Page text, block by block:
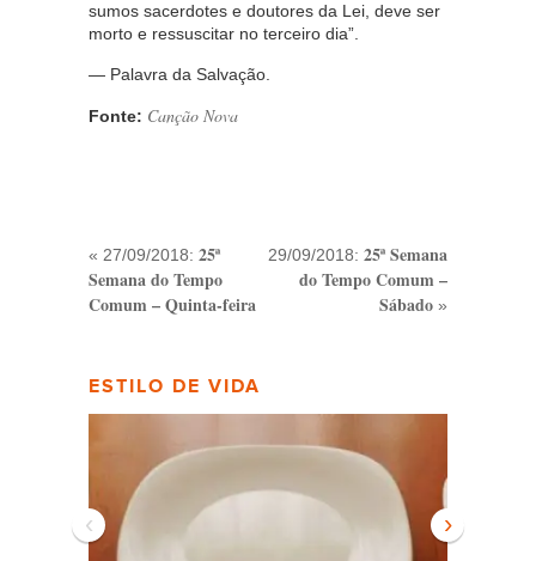
sumos sacerdotes e doutores da Lei, deve ser
morto e ressuscitar no terceiro dia”.
— Palavra da Salvação.
Fonte: Canção Nova
« 27/09/2018: 25ª
Semana do Tempo
Comum – Quinta-feira
29/09/2018: 25ª Semana
do Tempo Comum –
Sábado »
ESTILO DE VIDA
‹ ›